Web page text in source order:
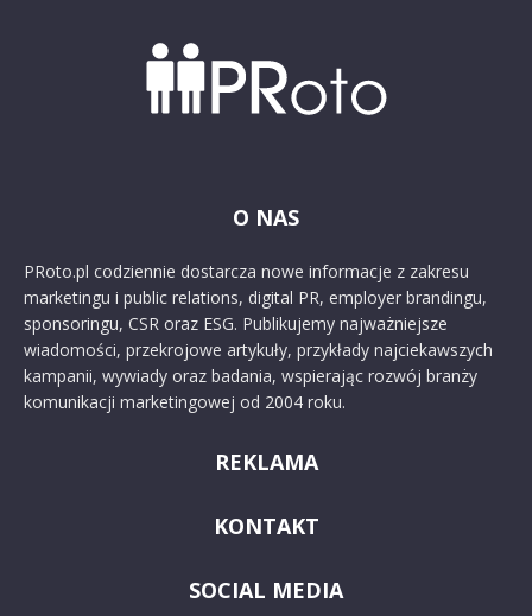
O NAS
PRoto.pl codziennie dostarcza nowe informacje z zakresu
marketingu i public relations, digital PR, employer brandingu,
sponsoringu, CSR oraz ESG. Publikujemy najważniejsze
wiadomości, przekrojowe artykuły, przykłady najciekawszych
kampanii, wywiady oraz badania, wspierając rozwój branży
komunikacji marketingowej od 2004 roku.
REKLAMA
KONTAKT
SOCIAL MEDIA